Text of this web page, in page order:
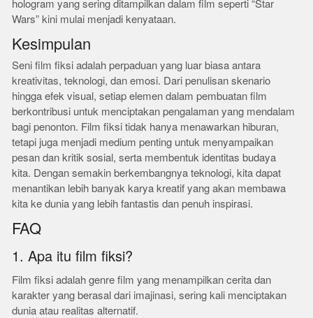
hologram yang sering ditampilkan dalam film seperti “Star
Wars” kini mulai menjadi kenyataan.
Kesimpulan
Seni film fiksi adalah perpaduan yang luar biasa antara
kreativitas, teknologi, dan emosi. Dari penulisan skenario
hingga efek visual, setiap elemen dalam pembuatan film
berkontribusi untuk menciptakan pengalaman yang mendalam
bagi penonton. Film fiksi tidak hanya menawarkan hiburan,
tetapi juga menjadi medium penting untuk menyampaikan
pesan dan kritik sosial, serta membentuk identitas budaya
kita. Dengan semakin berkembangnya teknologi, kita dapat
menantikan lebih banyak karya kreatif yang akan membawa
kita ke dunia yang lebih fantastis dan penuh inspirasi.
FAQ
1. Apa itu film fiksi?
Film fiksi adalah genre film yang menampilkan cerita dan
karakter yang berasal dari imajinasi, sering kali menciptakan
dunia atau realitas alternatif.